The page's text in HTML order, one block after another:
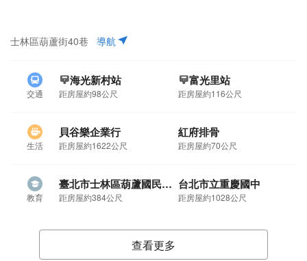
士林區葫蘆街40巷 導航
交通
海光新村站
距房屋約98公尺
富光里站
距房屋約116公尺
生活
貝谷樂企業行
距房屋約1622公尺
紅府排骨
距房屋約70公尺
教育
臺北市士林區葫蘆國民小學
距房屋約384公尺
台北市立重慶國中
距房屋約1028公尺
查看更多